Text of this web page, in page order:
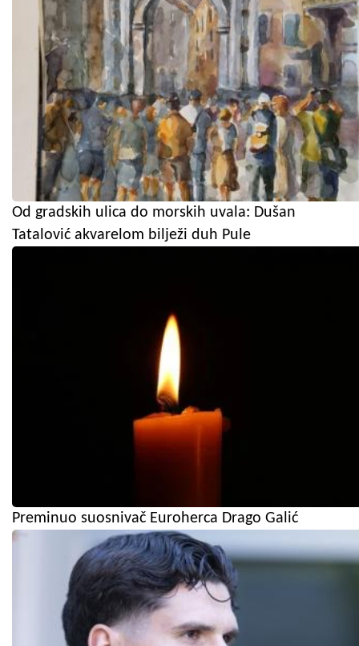
Od gradskih ulica do morskih uvala: Dušan
Tatalović akvarelom bilježi duh Pule
Preminuo suosnivač Euroherca Drago Galić